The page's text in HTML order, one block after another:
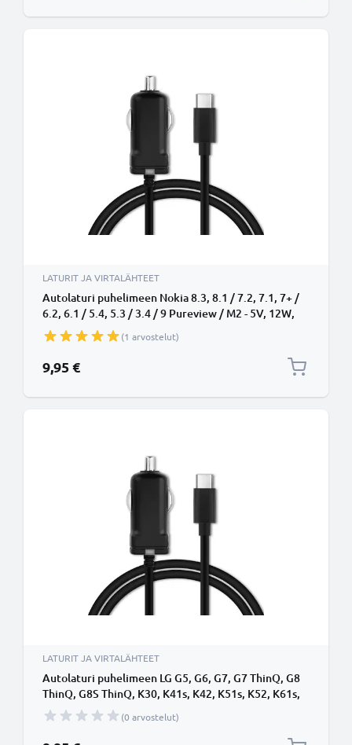
LATURIT JA VIRTALÄHTEET
Autolaturi puhelimeen Nokia 8.3, 8.1 / 7.2, 7.1, 7+ /
6.2, 6.1 / 5.4, 5.3 / 3.4 / 9 Pureview / M2 - 5V, 12W,
2.4A, tupakansytytinlaturin johto 1.1m
(1 arvostelut)
9,95 €
LATURIT JA VIRTALÄHTEET
Autolaturi puhelimeen LG G5, G6, G7, G7 ThinQ, G8
ThinQ, G8S ThinQ, K30, K41s, K42, K51s, K52, K61s,
V20, V30, V40 ThinQ - 5V, 12W, 2.4A,
tupakansytytinlaturin johto 1.1m
(0 arvostelut)